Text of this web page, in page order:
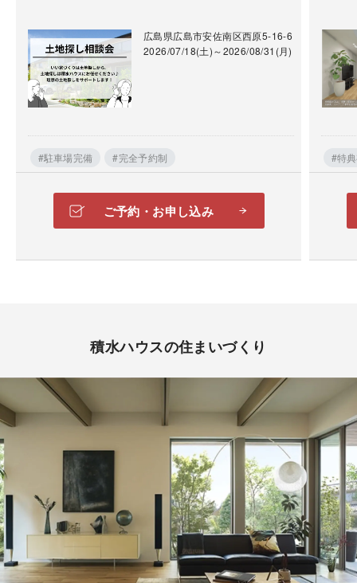
広島県広島市安佐南区西原5-16-6
2026/07/18(土)～2026/08/31(月)
#駐車場完備 #完全予約制
ご予約・お申し込み
#特
積水ハウスの住まいづくり